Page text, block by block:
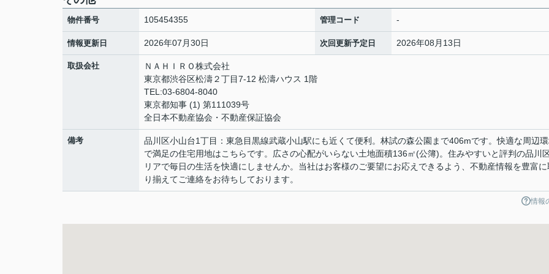
物件番号 105454355 管理コード -
情報更新日 2026年07月30日 次回更新予定日 2026年08月13日
取扱会社
ＮＡＨＩＲＯ株式会社
東京都渋谷区松濤２丁目7-12 松濤ハウス 1階
TEL:03-6804-8040
東京都知事 (1) 第111039号
全日本不動産協会・不動産保証協会
備考
品川区小山台1丁目：東急目黒線武蔵小山駅にも近くて便利。林試の森公園まで406mです。快適な周辺
で満足の住宅用地はこちらです。広さの心配がいらない土地面積136㎡(公簿)。住みやすいと評判の品川
リアで毎日の生活を快適にしませんか。当社はお客様のご要望にお応えできるよう、不動産情報を豊富に
り揃えてご連絡をお待ちしております。
情報